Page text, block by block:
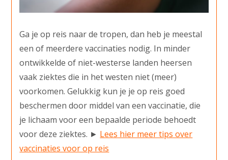
Ga je op reis naar de tropen, dan heb je meestal
een of meerdere vaccinaties nodig. In minder
ontwikkelde of niet-westerse landen heersen
vaak ziektes die in het westen niet (meer)
voorkomen. Gelukkig kun je je op reis goed
beschermen door middel van een vaccinatie, die
je lichaam voor een bepaalde periode behoedt
voor deze ziektes. ► Lees hier meer tips over
vaccinaties voor op reis